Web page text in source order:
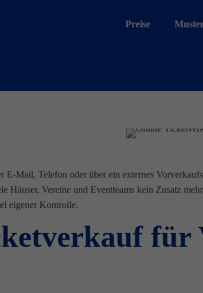
Preise
E-Mail, Telefon oder über ein externes
Häuser, Vereine und Eventteams kein Zusatz
eigener Kontrolle.
für